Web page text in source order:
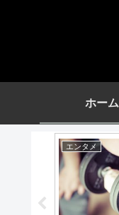
ホーム
グルメ